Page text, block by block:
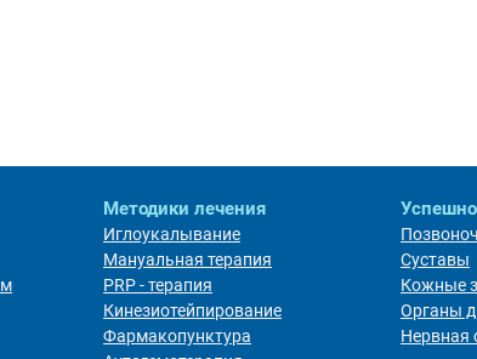
Методики лечения
Иглоукалывание
Мануальная терапия
PRP - терапия
Кинезиотейпирование
Фармакопунктура
Суставы
Кожные
Органы
Нервная